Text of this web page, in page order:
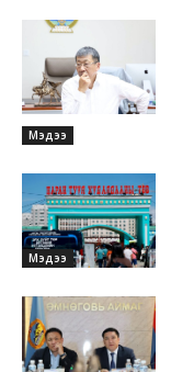
Мэдээ
Мэдээ